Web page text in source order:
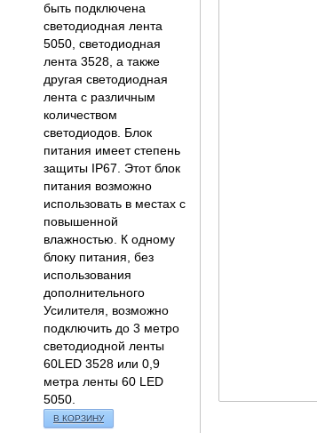
быть подключена
светодиодная лента
5050, светодиодная
лента 3528, а также
другая светодиодная
лента с различным
количеством
светодиодов. Блок
питания имеет степень
защиты IP67. Этот блок
питания возможно
использовать в местах с
повышенной
влажностью. К одному
блоку питания, без
использования
дополнительного
Усилителя, возможно
подключить до 3 метро
светодиодной ленты
60LED 3528 или 0,9
метра ленты 60 LED
5050.
В КОРЗИНУ